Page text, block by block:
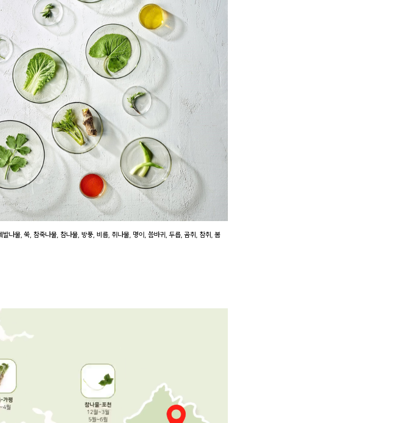
발나물, 쑥, 참죽나물, 참나물, 방풍, 비름, 취나물, 명이, 씀바귀, 두릅, 곰취, 참취, 봄